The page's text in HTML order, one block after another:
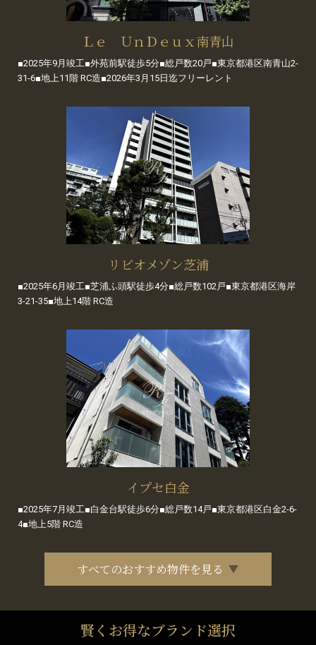
Ｌｅ ＵｎＤｅｕｘ南青山
■2025年9月竣工■外苑前駅徒歩5分■総戸数20戸■東京都港区南青山2-
31-6■地上11階 RC造■2026年3月15日迄フリーレント
リビオメゾン芝浦
■2025年6月竣工■芝浦ふ頭駅徒歩4分■総戸数102戸■東京都港区海岸
3-21-35■地上14階 RC造
イプセ白金
■2025年7月竣工■白金台駅徒歩6分■総戸数14戸■東京都港区白金2-6-
4■地上5階 RC造
すべてのおすすめ物件を見る
賢くお得なブランド選択